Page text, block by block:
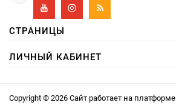
СТРАНИЦЫ
ЛИЧНЫЙ КАБИНЕТ
Copyright © 2026 Сайт работает на платформе